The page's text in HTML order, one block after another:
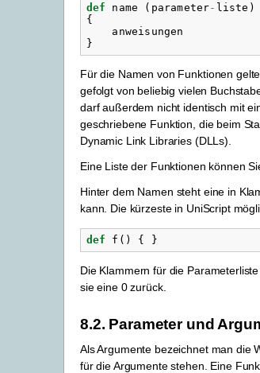
def name ( parameter- liste )
{
anweisungen
}
Für die Namen von Funktionen
gefolgt von beliebig vielen
darf außerdem nicht identisch mit
geschriebene Funktion, die beim
Dynamic Link Libraries (DLLs).
Eine Liste der Funktionen können
Hinter dem Namen steht eine in
kann. Die kürzeste in UniScript
def f () { }
Die Klammern für die
sie eine 0 zurück.
8.2. Parameter und
Als Argumente bezeichnet man die
für die Argumente stehen. Eine